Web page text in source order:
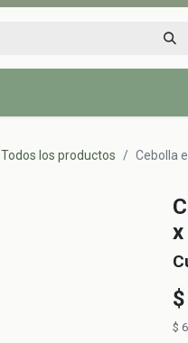
Todos los productos Cebolla
x
$
$